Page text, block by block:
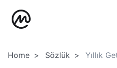
Home Sözlük Yıllık